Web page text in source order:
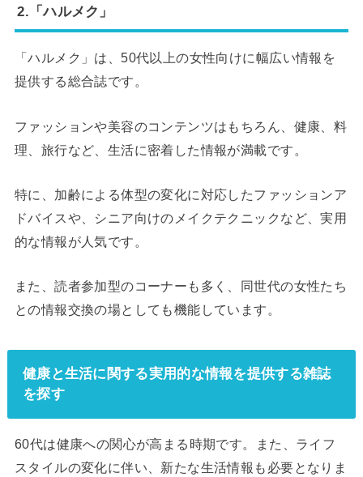
2.「ハルメク」
「ハルメク」は、50代以上の女性向けに幅広い情報を
提供する総合誌です。
ファッションや美容のコンテンツはもちろん、健康、料
理、旅行など、生活に密着した情報が満載です。
特に、加齢による体型の変化に対応したファッションア
ドバイスや、シニア向けのメイクテクニックなど、実用
的な情報が人気です。
また、読者参加型のコーナーも多く、同世代の女性たち
との情報交換の場としても機能しています。
健康と生活に関する実用的な情報を提供する雑誌
を探す
60代は健康への関心が高まる時期です。また、ライフ
スタイルの変化に伴い、新たな生活情報も必要となりま